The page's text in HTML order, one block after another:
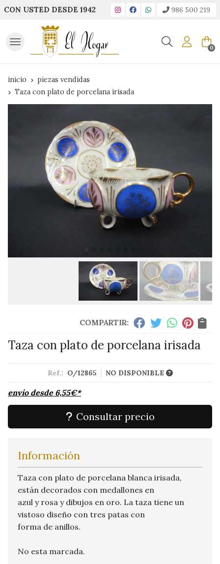
CON USTED DESDE 1942 986 500 219
Buscar 0
inicio
piezas vendidas
Taza con plato de porcelana irisada
COMPARTIR:
Taza con plato de porcelana irisada
Ref.: O/12865 NO DISPONIBLE
envío desde 6,55€*
Consultar precio
Información
Taza con plato de porcelana blanca irisada,
están decorados con medallones en
azul y rosa y dibujos en oro. La taza tiene un
vistoso diseño con tres patas con
forma de anillos.
No esta marcada.